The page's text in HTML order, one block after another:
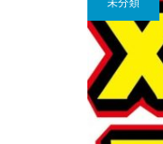
未分類